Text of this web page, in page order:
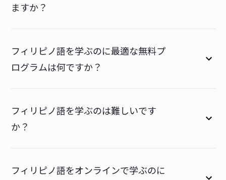
ますか？
フィリピノ語を学ぶのに最適な無料プ
ログラムは何ですか？
フィリピノ語を学ぶのは難しいです
か？
フィリピノ語をオンラインで学ぶのに